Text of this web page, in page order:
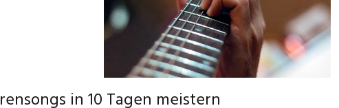
in 10 Tagen meistern